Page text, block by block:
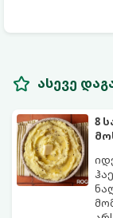
ასევე
8